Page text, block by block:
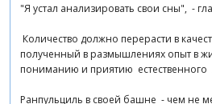
"Я устал анализировать свои сны", -
Количество должно перерасти в
полученный в размышлениях опыт в
пониманию и приятию
Ранпульциль в своей башне - чем не